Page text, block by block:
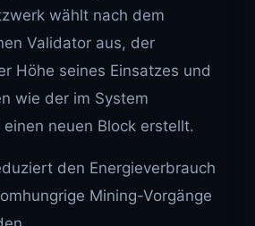
wählt nach dem
Validator aus, der
Höhe seines Einsatzes und
wie der im System
neuen Block erstellt.
den Energieverbrauch
Mining-Vorgänge